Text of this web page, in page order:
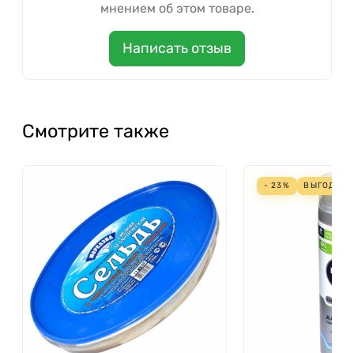
мнением об этом товаре.
Написать отзыв
Смотрите также
- 23% ВЫГОДА